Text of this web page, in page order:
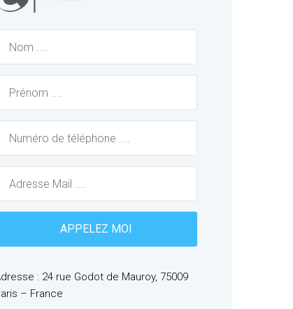
: 24 rue Godot de Mauroy, 75009
– France